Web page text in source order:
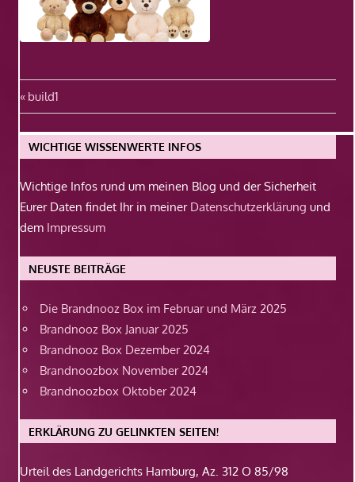
Beitragsnavigation
Vorheriger
Beitrag:
build1
WICHTIGE WISSENWERTE INFOS
Wichtige Infos rund um meinen Blog und der Sicherheit
Eurer Daten findet Ihr in meiner Datenschutzerklärung und
dem Impressum
NEUSTE BEITRÄGE
Die Brandnooz Box im Februar und März 2025
Brandnooz Box Januar 2025
Brandnooz Box Dezember 2024
Brandnoozbox November 2024
Brandnoozbox Oktober 2024
ERKLÄRUNG ZU GELINKTEN SEITEN!
Urteil des Landgerichts Hamburg, Az. 312 O 85/98